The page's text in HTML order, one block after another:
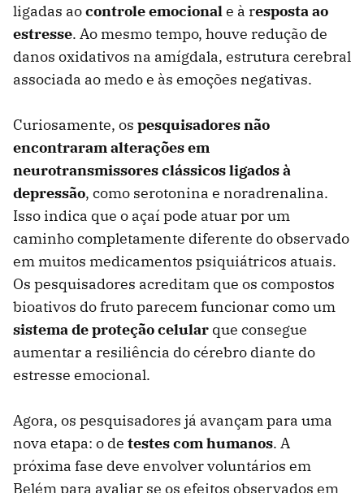
ligadas aocontrole emocionale à resposta ao
estresse. Ao mesmo tempo, houve redução de
danos oxidativos na amígdala, estrutura cerebral
associada ao medo e às emoções negativas.
Curiosamente, os pesquisadores não
encontraram alterações em
neurotransmissores clássicos ligados à
depressão, como serotonina e noradrenalina.
Isso indica que o açaí pode atuar por um
caminho completamente diferente do observado
em muitos medicamentos psiquiátricos atuais.
Os pesquisadores acreditam que os compostos
bioativos do fruto parecem funcionar como um
sistema de proteção celular que consegue
aumentar a resiliência do cérebro diante do
estresse emocional.
Agora, os pesquisadores já avançam para uma
nova etapa: o de testes com humanos. A
próxima fase deve envolver voluntários em
Belém para avaliar se os efeitos observados em